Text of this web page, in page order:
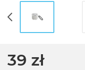
39 zł